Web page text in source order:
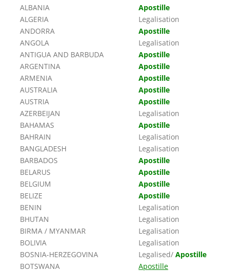
ALBANIA
Apostille
ALGERIA
Legalisation
ANDORRA
Apostille
ANGOLA
Legalisation
ANTIGUA AND BARBUDA
Apostille
ARGENTINA
Apostille
ARMENIA
Apostille
AUSTRALIA
Apostille
AUSTRIA
Apostille
AZERBEIJAN
Legalisation
BAHAMAS
Apostille
BAHRAIN
Legalisation
BANGLADESH
Legalisation
BARBADOS
Apostille
BELARUS
Apostille
BELGIUM
Apostille
BELIZE
Apostille
BENIN
Legalisation
BHUTAN
Legalisation
BIRMA / MYANMAR
Legalisation
BOLIVIA
Legalisation
BOSNIA-HERZEGOVINA
Legalised/ Apostille
BOTSWANA
Apostille